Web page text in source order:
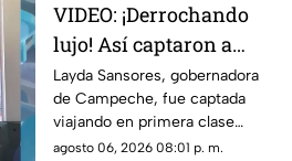
VIDEO: ¡Derrochando
lujo! Así captaron a
Layda Sansores
viajando en primera
clase a Madrid; iba con
Layda Sansores, gobernadora
de Campeche, fue captada
viajando en primera clase
rumbo a Madrid junto a su
agosto 06, 2026 08:01 p. m.